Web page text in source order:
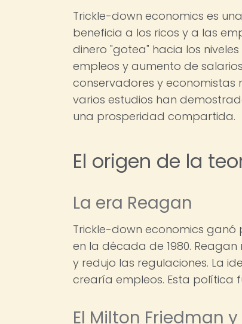
Trickle-down economics es
beneficia a los ricos y a las
dinero "gotea" hacia los
empleos y aumento de
conservadores y economistas
varios estudios han
una prosperidad compartida.
El origen de la
La era Reagan
Trickle-down economics
en la década de 1980.
y redujo las regulaciones. La
crearía empleos. Esta política
El Milton Friedman